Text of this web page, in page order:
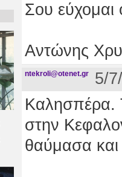
Σου εύχομαι
Αντώνης
ntekroli@otenet.gr
5/
Καλησπέρα.
στην
θαύμασα και